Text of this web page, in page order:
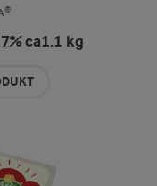
ca1.1 kg